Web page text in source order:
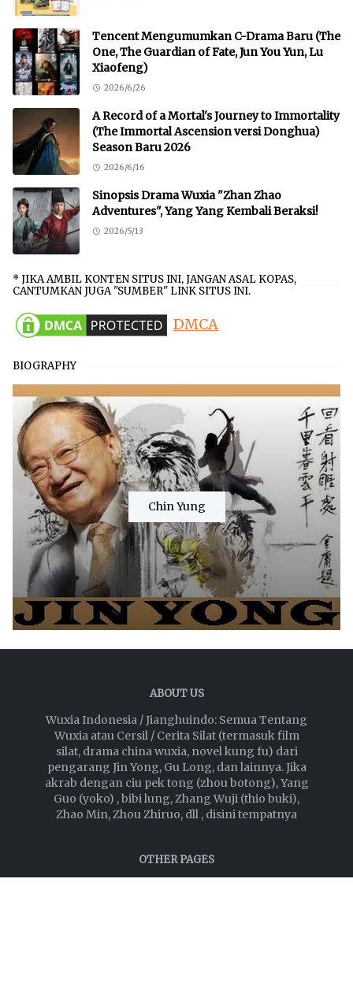
Tencent Mengumumkan C-Drama Baru (The
One, The Guardian of Fate, Jun You Yun, Lu
Xiaofeng)
2026/6/26
A Record of a Mortal's Journey to Immortality
(The Immortal Ascension versi Donghua)
Season Baru 2026
2026/6/16
Sinopsis Drama Wuxia "Zhan Zhao
Adventures", Yang Yang Kembali Beraksi!
2026/5/13
* JIKA AMBIL KONTEN SITUS INI, JANGAN ASAL KOPAS,
CANTUMKAN JUGA "SUMBER" LINK SITUS INI.
DMCA
BIOGRAPHY
Chin Yung
ABOUT US
Wuxia Indonesia / Jianghuindo: Semua Tentang
Wuxia atau Cersil / Cerita Silat (termasuk film
silat, drama china wuxia, novel kung fu) dari
pengarang Jin Yong, Gu Long, dan lainnya. Jika
akrab dengan ciu pek tong (zhou botong), Yang
Guo (yoko) , bibi lung, Zhang Wuji (thio buki),
Zhao Min, Zhou Zhiruo, dll , disini tempatnya
OTHER PAGES